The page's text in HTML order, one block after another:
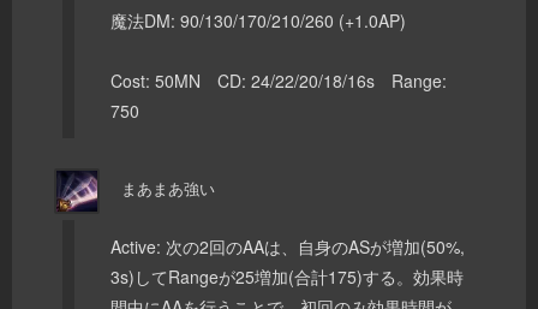
魔法DM: 90/130/170/210/260 (+1.0AP)
Cost: 50MN CD: 24/22/20/18/16s Range:
750
まあまあ強い
Active: 次の2回のAAは、自身のASが増加(50%,
3s)してRangeが25増加(合計175)する。効果時